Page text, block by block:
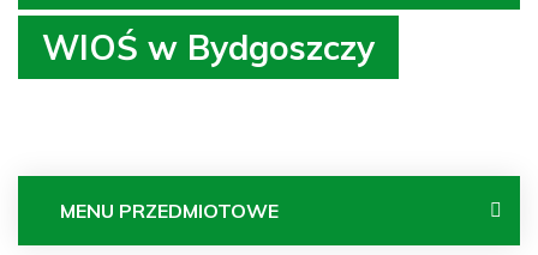
WIOŚ w Bydgoszczy
MENU PRZEDMIOTOWE